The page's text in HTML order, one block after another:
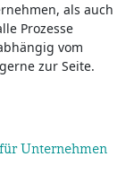
als auch
Prozesse
vom
zur Seite.
Unternehmen